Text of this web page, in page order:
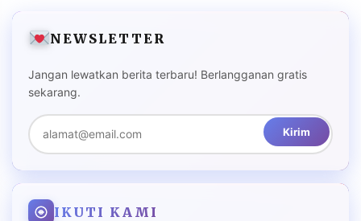
NEWSLETTER
Jangan lewatkan berita terbaru! Berlangganan gratis
sekarang.
Kirim
IKUTI KAMI